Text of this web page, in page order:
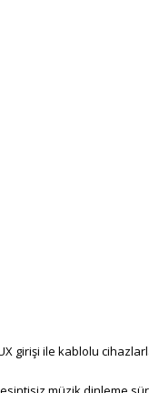
girişi ile kablolu